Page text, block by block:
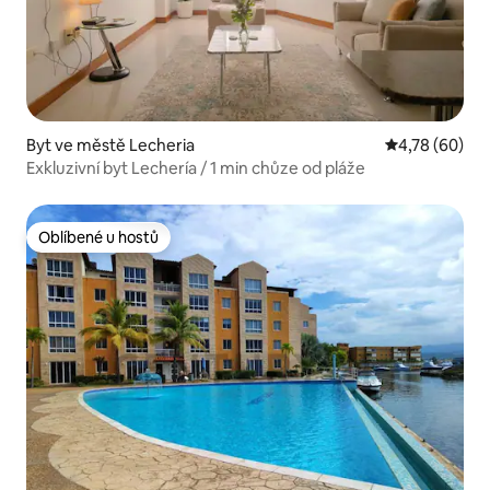
Byt ve městě Lecheria Průměrné
4,78 (60)
Exkluzivní byt Lechería / 1 min chůze od pláže
Oblíbené u hostů
Oblíbené u hostů